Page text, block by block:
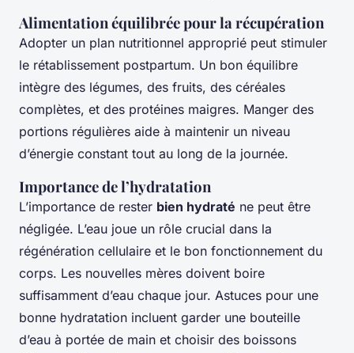
Alimentation équilibrée pour la récupération
Adopter un plan nutritionnel approprié peut stimuler
le rétablissement postpartum. Un bon équilibre
intègre des légumes, des fruits, des céréales
complètes, et des protéines maigres. Manger des
portions régulières aide à maintenir un niveau
d’énergie constant tout au long de la journée.
Importance de l’hydratation
L’importance de rester bien hydraté ne peut être
négligée. L’eau joue un rôle crucial dans la
régénération cellulaire et le bon fonctionnement du
corps. Les nouvelles mères doivent boire
suffisamment d’eau chaque jour. Astuces pour une
bonne hydratation incluent garder une bouteille
d’eau à portée de main et choisir des boissons